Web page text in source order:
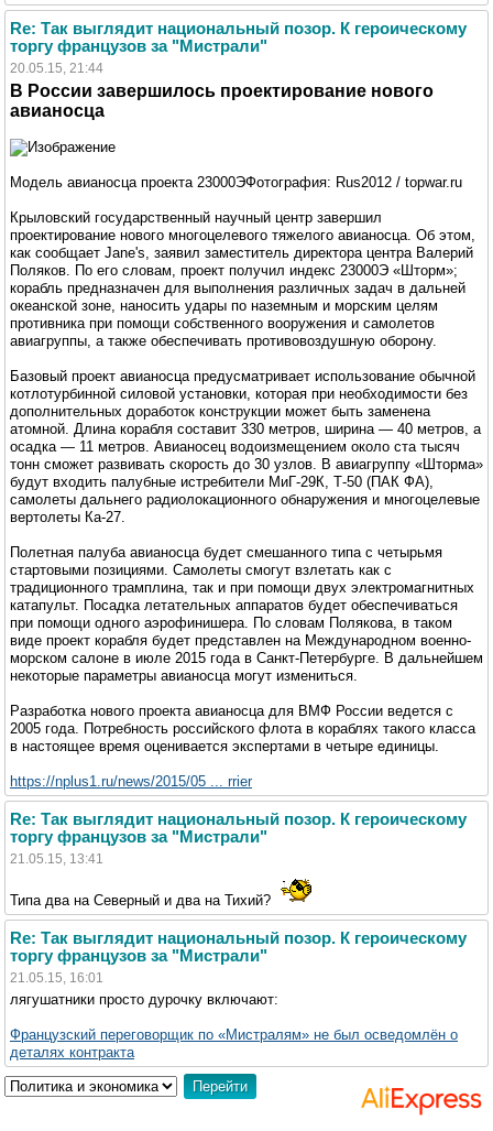
Re: Так выглядит национальный позор. К героическому
торгу французов за "Мистрали"
20.05.15, 21:44
В России завершилось проектирование нового
авианосца
Модель авианосца проекта 23000ЭФотография: Rus2012 / topwar.ru
Крыловский государственный научный центр завершил
проектирование нового многоцелевого тяжелого авианосца. Об этом,
как сообщает Jane's, заявил заместитель директора центра Валерий
Поляков. По его словам, проект получил индекс 23000Э «Шторм»;
корабль предназначен для выполнения различных задач в дальней
океанской зоне, наносить удары по наземным и морским целям
противника при помощи собственного вооружения и самолетов
авиагруппы, а также обеспечивать противовоздушную оборону.
Базовый проект авианосца предусматривает использование обычной
котлотурбинной силовой установки, которая при необходимости без
дополнительных доработок конструкции может быть заменена
атомной. Длина корабля составит 330 метров, ширина — 40 метров, а
осадка — 11 метров. Авианосец водоизмещением около ста тысяч
тонн сможет развивать скорость до 30 узлов. В авиагруппу «Шторма»
будут входить палубные истребители МиГ-29К, Т-50 (ПАК ФА),
самолеты дальнего радиолокационного обнаружения и многоцелевые
вертолеты Ка-27.
Полетная палуба авианосца будет смешанного типа с четырьмя
стартовыми позициями. Самолеты смогут взлетать как с
традиционного трамплина, так и при помощи двух электромагнитных
катапульт. Посадка летательных аппаратов будет обеспечиваться
при помощи одного аэрофинишера. По словам Полякова, в таком
виде проект корабля будет представлен на Международном военно-
морском салоне в июле 2015 года в Санкт-Петербурге. В дальнейшем
некоторые параметры авианосца могут измениться.
Разработка нового проекта авианосца для ВМФ России ведется с
2005 года. Потребность российского флота в кораблях такого класса
в настоящее время оценивается экспертами в четыре единицы.
https://nplus1.ru/news/2015/05 ... rrier
Re: Так выглядит национальный позор. К героическому
торгу французов за "Мистрали"
21.05.15, 13:41
Типа два на Северный и два на Тихий?
Re: Так выглядит национальный позор. К героическому
торгу французов за "Мистрали"
21.05.15, 16:01
лягушатники просто дурочку включают:
Французский переговорщик по «Мистралям» не был осведомлён о
деталях контракта